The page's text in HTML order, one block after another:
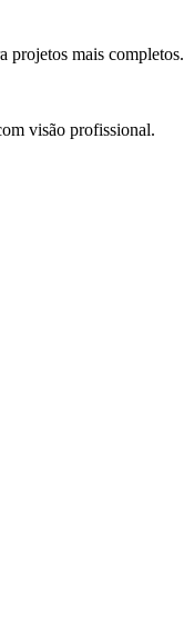
projetos mais completos.
visão profissional.